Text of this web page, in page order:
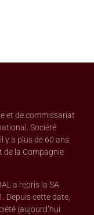
et de commissariat
Société
y a plus de 60 ans
de la Compagnie
a repris la SA
Depuis cette date,
(aujourd’hui